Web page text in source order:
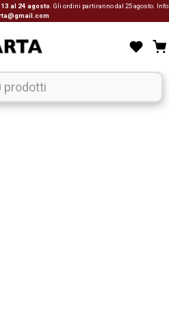
al 24 agosto . Gli ordini partiranno dal 25 agosto. Info: